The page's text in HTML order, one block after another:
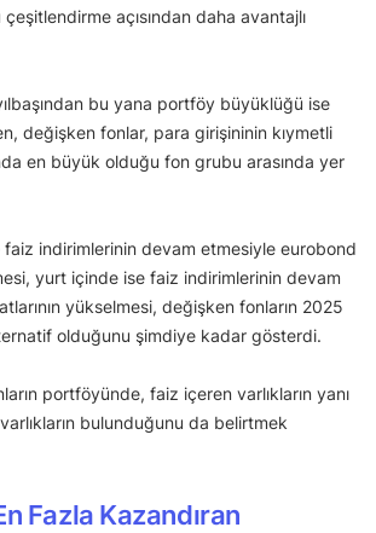
açısından daha avantajlı
bu yana portföy büyüklüğü ise
değişken fonlar, para girişininin kıymetli
en büyük olduğu fon grubu arasında yer
indirimlerinin devam etmesiyle eurobond
yurt içinde ise faiz indirimlerinin devam
yükselmesi, değişken fonların 2025
olduğunu şimdiye kadar gösterdi.
portföyünde, faiz içeren varlıkların yanı
bulunduğunu da belirtmek
Fazla Kazandıran